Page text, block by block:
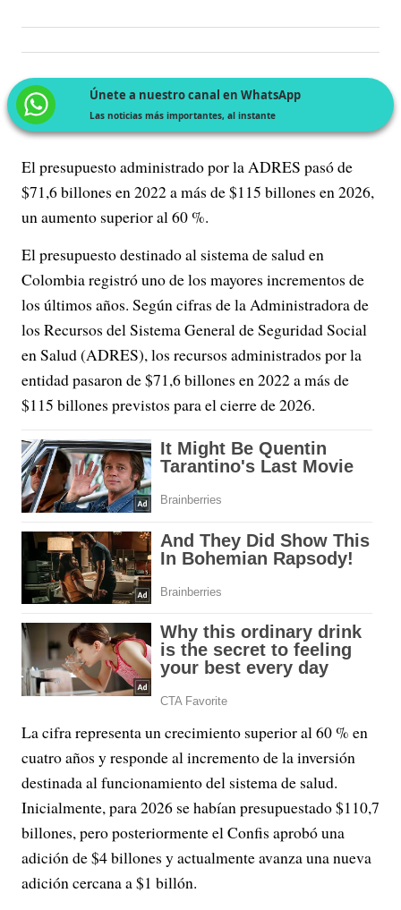
Únete a nuestro canal en WhatsApp
Las noticias más importantes, al instante
El presupuesto administrado por la ADRES pasó de
$71,6 billones en 2022 a más de $115 billones en 2026,
un aumento superior al 60 %.
El presupuesto destinado al sistema de salud en
Colombia registró uno de los mayores incrementos de
los últimos años. Según cifras de la Administradora de
los Recursos del Sistema General de Seguridad Social
en Salud (ADRES), los recursos administrados por la
entidad pasaron de $71,6 billones en 2022 a más de
$115 billones previstos para el cierre de 2026.
La cifra representa un crecimiento superior al 60 % en
cuatro años y responde al incremento de la inversión
destinada al funcionamiento del sistema de salud.
Inicialmente, para 2026 se habían presupuestado $110,7
billones, pero posteriormente el Confis aprobó una
adición de $4 billones y actualmente avanza una nueva
adición cercana a $1 billón.